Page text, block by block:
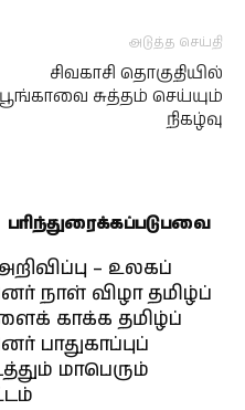
அடுத்த செய்தி
சிவகாசி தொகுதியில்
பூங்காவை சுத்தம் செய்யும்
நிகழ்வு
பரிந்துரைக்கப்படுபவை
– உலகப்
நாள் விழா தமிழ்ப்
காக்க தமிழ்ப்
பாதுகாப்புப்
மாபெரும்